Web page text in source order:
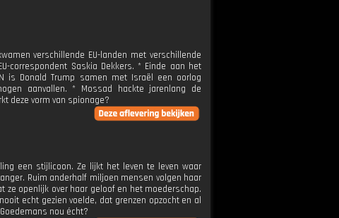
verschillende EU-landen met verschillende
correspondent Saskia Dekkers. * Einde aan het
is Donald Trump samen met Israël een oorlog
aanvallen. * Mossad hackte jarenlang de
deze vorm van spionage?
een stijlicoon. Ze lijkt het leven te leven waar
Ruim anderhalf miljoen mensen volgen haar
ze openlijk over haar geloof en het moederschap.
echt gezien voelde, dat grenzen opzocht en al
nou écht?